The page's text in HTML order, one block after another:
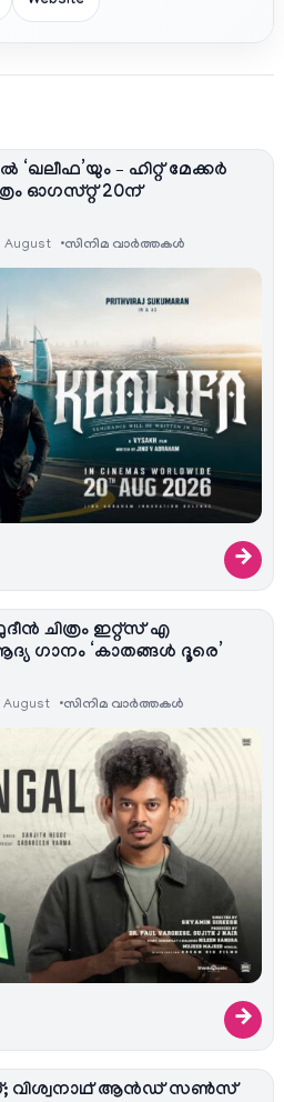
– ഹിറ്റ് മേക്കർ
ഓഗസ്റ്റ് 20ന്
August സിനിമ വാര്‍ത്തകള്‍
→
ചിത്രം ഇറ്റ്സ് എ
ഗാനം ‘കാതങ്ങൾ ദൂരെ’
August സിനിമ വാര്‍ത്തകള്‍
→
വിശ്വനാഥ് ആൻഡ് സൺസ്